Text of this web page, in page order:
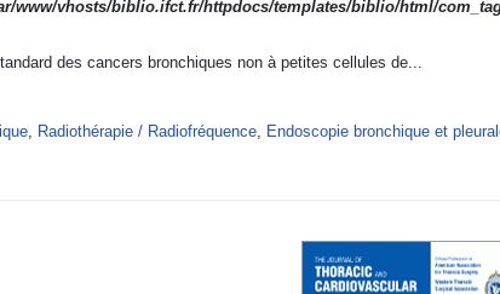
www/vhosts/biblio.ifct.fr/httpdocs/templates/biblio/html/
des cancers bronchiques non à petites cellules de...
, Radiothérapie / Radiofréquence, Endoscopie bronchique et